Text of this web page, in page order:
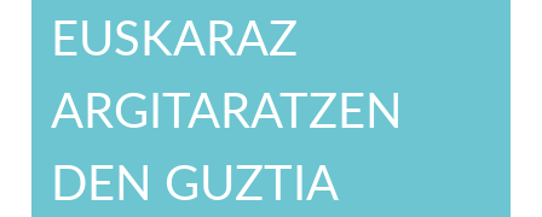
EUSKARAZ
ARGITARATZEN
DEN GUZTIA